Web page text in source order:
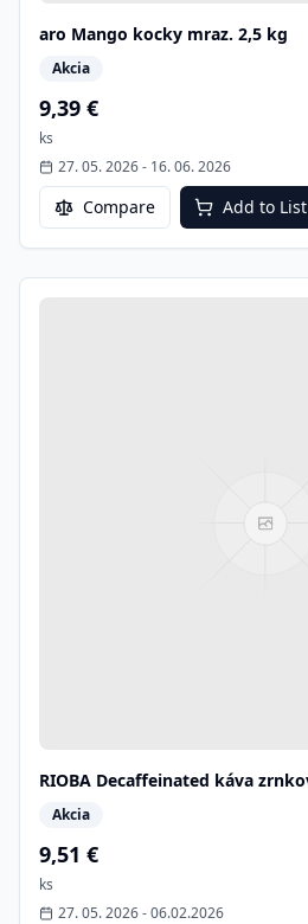
aro Mango kocky mraz. 2,5 kg
Akcia
9,39 €
ks
27. 05. 2026- 16. 06. 2026
Compare Add to List
RIOBA Decaffeinated káva
Akcia
9,51 €
ks
27. 05. 2026-06.02.2026